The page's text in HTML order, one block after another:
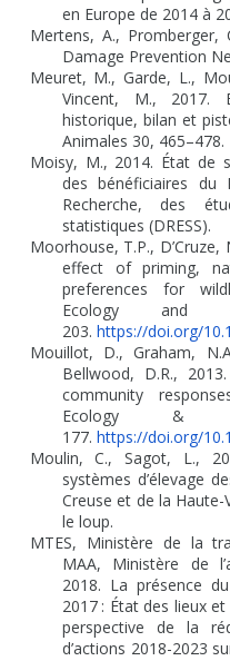
en Europe de 2014 à
Mertens, A., Promberger,
Damage Prevention
Meuret, M., Garde, L.,
Vincent, M., 2017.
historique, bilan et
Animales 30, 465–478.
Moisy, M., 2014. État de
des bénéficiaires du
Recherche, des
statistiques (DRESS).
Moorhouse, T.P.,
effect of priming,
preferences for
Ecology and
203. https://doi.org/
Mouillot, D., Graham,
Bellwood, D.R.,
community
Ecology &
177. https://doi.org/
Moulin, C., Sagot, L.,
systèmes d’élevage
Creuse et de la
le loup.
MTES, Ministère de la
MAA, Ministère de
2018. La présence
2017 : État des lieux
perspective de la
d’actions 2018-2023